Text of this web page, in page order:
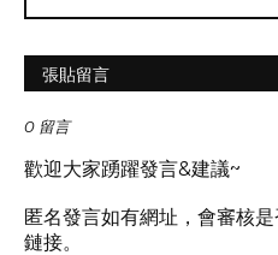
張貼留言
0 留言
歡迎大家踴躍發言&建議~
匿名發言如有網址，會審核
鏈接。